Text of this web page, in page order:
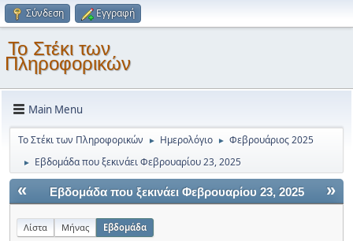
Σύνδεση Εγγραφή
Το Στέκι των
Πληροφορικών
Main Menu
Το Στέκι των Πληροφορικών ► Ημερολόγιο ► Φεβρουάριος 2025
► Εβδομάδα που ξεκινάει Φεβρουαρίου 23, 2025
« »
Εβδομάδα που ξεκινάει Φεβρουαρίου 23, 2025
Λίστα Μήνας Εβδομάδα